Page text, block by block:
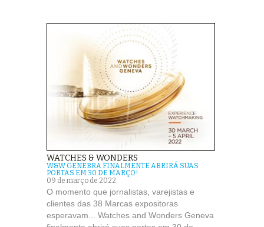
WATCHES & WONDERS
W&W GENEBRA FINALMENTE ABRIRÁ SUAS
PORTAS EM 30 DE MARÇO!
09 de março de 2022
O momento que jornalistas, varejistas e
clientes das 38 Marcas expositoras
esperavam... Watches and Wonders Geneva